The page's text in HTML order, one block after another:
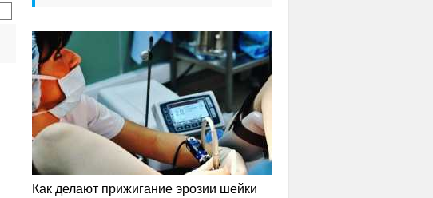
Как делают прижигание эрозии шейки